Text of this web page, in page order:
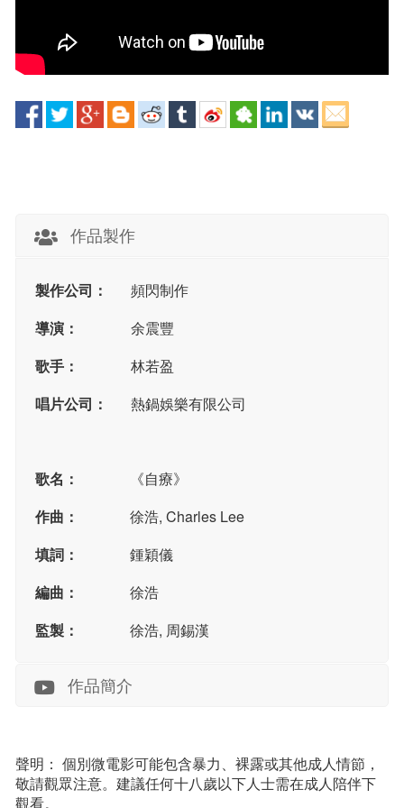
作品製作
製作公司：
頻閃制作
導演：
余震豐
歌手：
林若盈
唱片公司：
熱鍋娛樂有限公司
歌名：
《自療》
作曲：
徐浩, Charles Lee
填詞：
鍾穎儀
編曲：
徐浩
監製：
徐浩, 周錫漢
作品簡介
聲明： 個別微電影可能包含暴力、裸露或其他成人情節，
敬請觀眾注意。建議任何十八歲以下人士需在成人陪伴下
觀看。